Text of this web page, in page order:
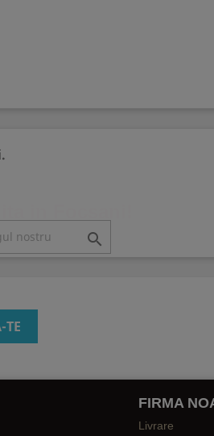

FIRMA
Livrare